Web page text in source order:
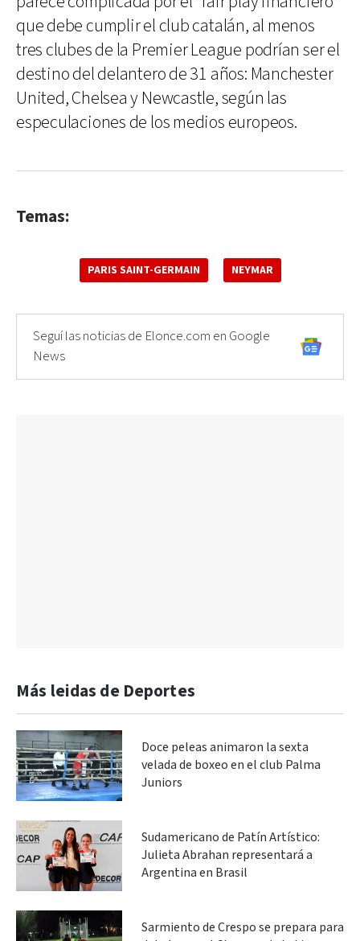
que debe cumplir el club catalán, al menos
tres clubes de la Premier League podrían ser el
destino del delantero de 31 años: Manchester
United, Chelsea y Newcastle, según las
especulaciones de los medios europeos.
Temas:
PARIS SAINT-GERMAIN NEYMAR
Seguí las noticias de Elonce.com en Google
News
Más leidas de Deportes
Doce peleas animaron la sexta
velada de boxeo en el club Palma
Juniors
Sudamericano de Patín Artístico:
Julieta Abrahan representará a
Argentina en Brasil
Sarmiento de Crespo se prepara para